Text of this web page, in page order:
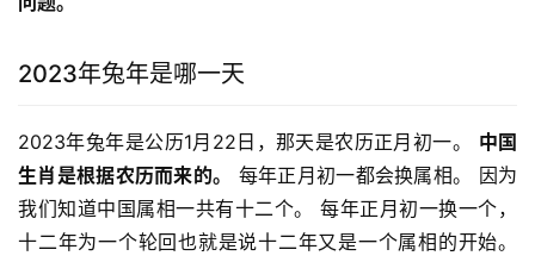
2023年兔年是哪一天
2023年兔年是公历1月22日，那天是农历正月初一。 中国
生肖是根据农历而来的。
每年正月初一都会换属相。 因为
我们知道中国属相一共有十二个。 每年正月初一换一个，
十二年为一个轮回也就是说十二年又是一个属相的开始。